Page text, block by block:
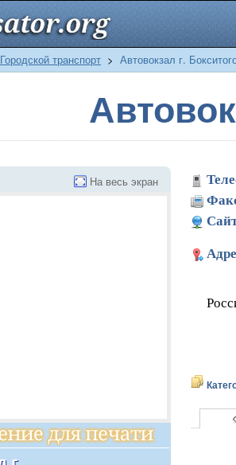
Городской транспорт > Автовокзал г.
На весь экран